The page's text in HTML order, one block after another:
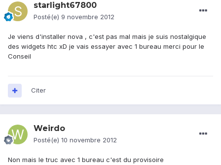
starlight67800
Posté(e) 9 novembre 2012
Je viens d'installer nova , c'est pas mal mais je suis nostalgique
des widgets htc xD je vais essayer avec 1 bureau merci pour le
Conseil
Citer
Weirdo
Posté(e) 10 novembre 2012
Non mais le truc avec 1 bureau c'est du provisoire